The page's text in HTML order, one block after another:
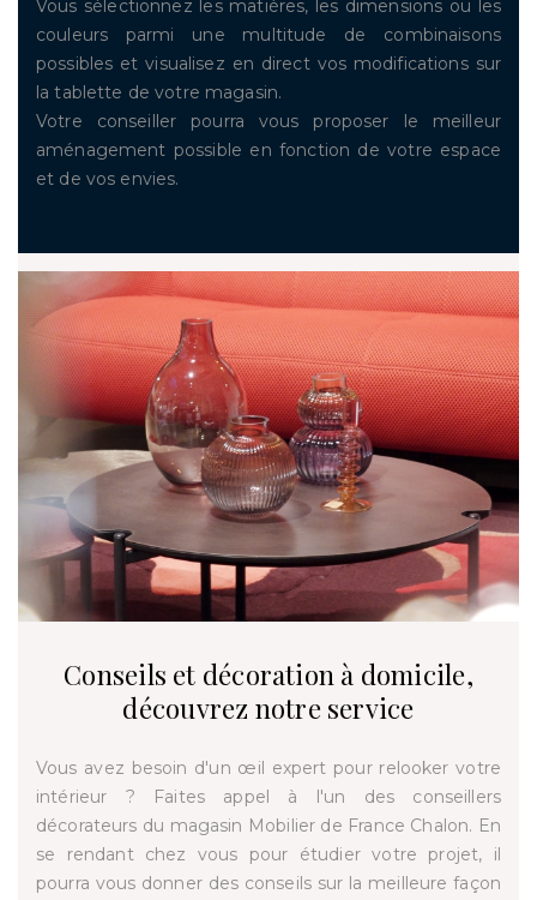
Vous sélectionnez les matières, les dimensions ou les
couleurs parmi une multitude de combinaisons
possibles et visualisez en direct vos modifications sur
la tablette de votre magasin.
Votre conseiller pourra vous proposer le meilleur
aménagement possible en fonction de votre espace
et de vos envies.
Conseils et décoration à domicile,
découvrez notre service
Vous avez besoin d'un œil expert pour relooker votre
intérieur ? Faites appel à l'un des conseillers
décorateurs du magasin Mobilier de France Chalon. En
se rendant chez vous pour étudier votre projet, il
pourra vous donner des conseils sur la meilleure façon